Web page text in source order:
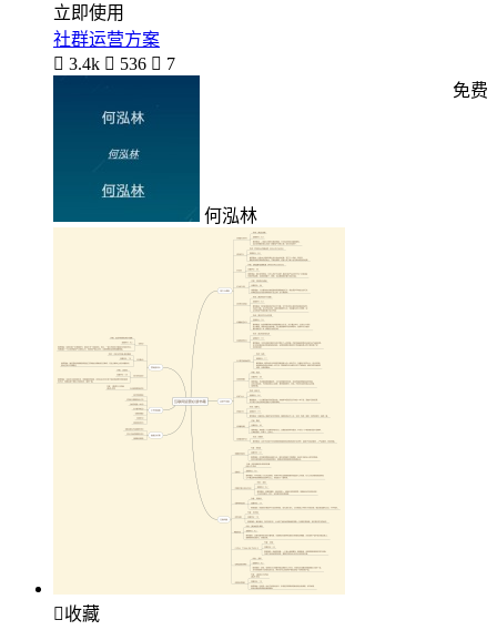
立即使用
社群运营方案
 3.4k  536  7
何泓林
免费
收藏